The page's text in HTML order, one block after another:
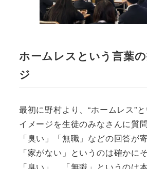
ホームレスという言葉
ジ
最初に野村より、“ホームレス”
イメージを生徒のみなさんに質
「臭い」「無職」などの回答が
「家がない」というのは確かに
「臭い」、「無職」というのは